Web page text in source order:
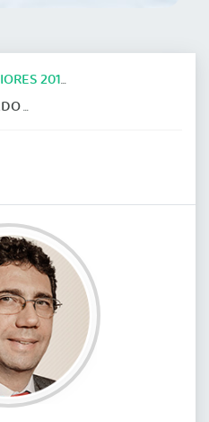
2014-2019